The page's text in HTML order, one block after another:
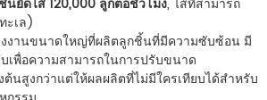
ะเล)
งงานขนาดใหญ่ที่ผลิตลูกชิ้นที่มีความซับซ้อน มี
เพื่อความสามารถในการปรับขนาด
ต้นสูงกว่าแต่ให้ผลผลิตที่ไม่มีใครเทียบได้สำหรับ